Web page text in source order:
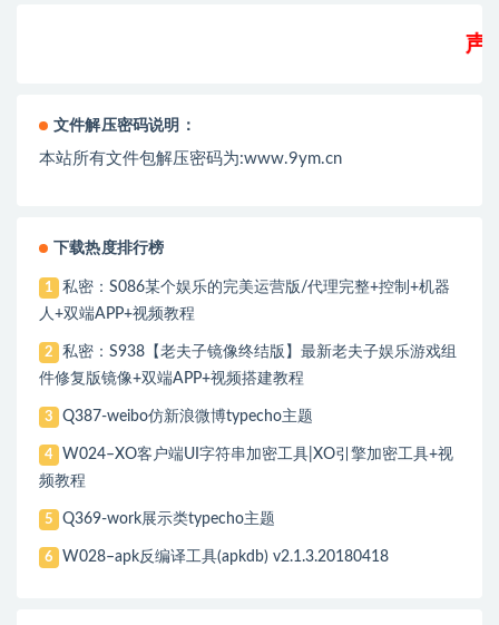
明
文件解压密码说明：
本站所有文件包解压密码为:www.9ym.cn
下载热度排行榜
1
私密：S086某个娱乐的完美运营版/代理完整+控制+机器
人+双端APP+视频教程
2
私密：S938【老夫子镜像终结版】最新老夫子娱乐游戏组
件修复版镜像+双端APP+视频搭建教程
3 Q387-weibo仿新浪微博typecho主题
4
W024–XO客户端UI字符串加密工具|XO引擎加密工具+视
频教程
5 Q369-work展示类typecho主题
6 W028–apk反编译工具(apkdb) v2.1.3.20180418